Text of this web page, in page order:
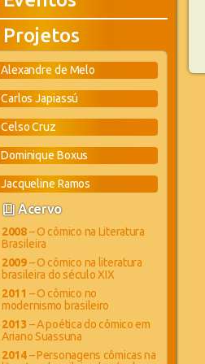
Projetos
Alexandre de Melo
Carlos Japiassú
Celso Cruz
Dominique Boxus
Jacqueline Ramos
book_4Acervo
2008– O cômico na Literatura
Brasileira
2009– O cômico na literatura
brasileira do século XIX
2011 – O cômico no
modernismo brasileiro
2013 – A poética do cômico em
Ariano Suassuna
2014– Personagens cômicas na